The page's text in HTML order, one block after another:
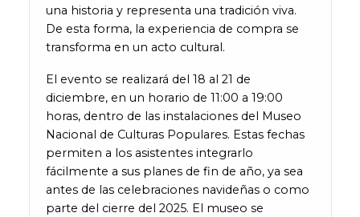
una historia y representa una tradición viva.
De esta forma, la experiencia de compra se
transforma en un acto cultural.
El evento se realizará del 18 al 21 de
diciembre, en un horario de 11:00 a 19:00
horas, dentro de las instalaciones del Museo
Nacional de Culturas Populares. Estas fechas
permiten a los asistentes integrarlo
fácilmente a sus planes de fin de año, ya sea
antes de las celebraciones navideñas o como
parte del cierre del 2025. El museo se